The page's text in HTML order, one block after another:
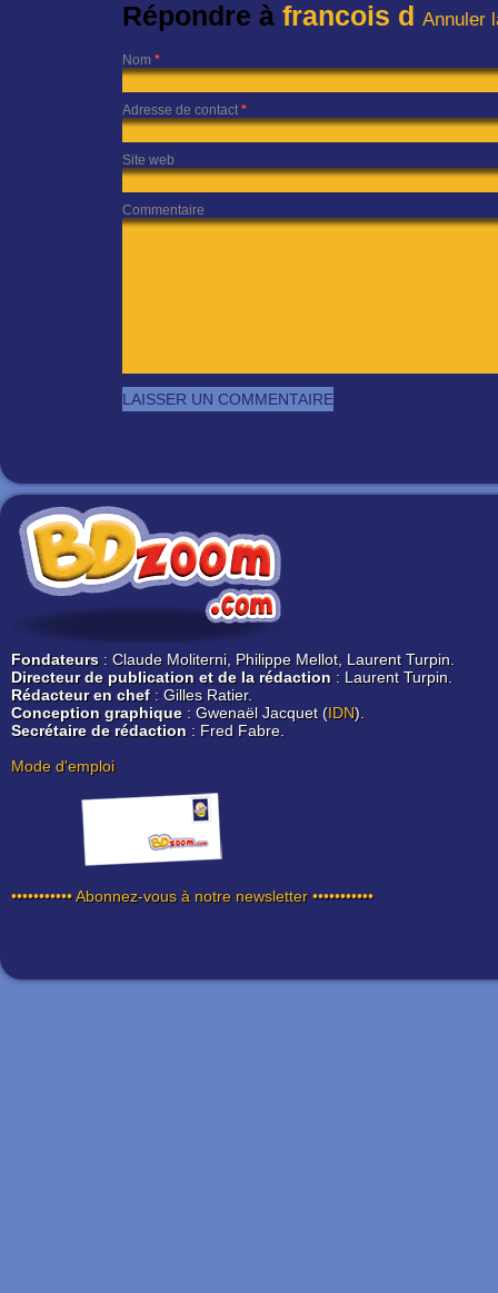
Répondre à francois d Annuler
Nom *
Adresse de contact *
Site web
Commentaire
Fondateurs : Claude Moliterni, Philippe Mellot, Laurent Turpin.
Directeur de publication et de la rédaction : Laurent Turpin.
Rédacteur en chef: Gilles Ratier.
Conception graphique: Gwenaël Jacquet (IDN).
Secrétaire de rédaction : Fred Fabre.
Mode d'emploi
••••••••••• Abonnez-vous à notre newsletter •••••••••••